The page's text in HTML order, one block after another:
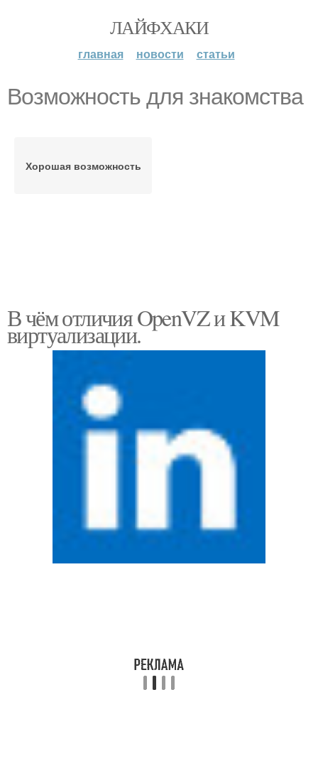
ЛАЙФХАКИ
главная новости статьи
Возможность для знакомства
Хорошая возможность
В чём отличия OpenVZ и KVM
виртуализации.